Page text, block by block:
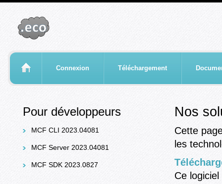
Connexion Téléchargement
Pour développeurs
MCF CLI 2023.04081
MCF Server 2023.04081
MCF SDK 2023.0827
Nos
Cette
les
Ce